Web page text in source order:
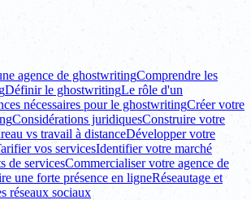
agence de ghostwritingComprendre les
Définir le ghostwritingLe rôle d'un
nécessaires pour le ghostwritingCréer votre
Considérations juridiquesConstruire votre
vs travail à distanceDévelopper votre
vos servicesIdentifier votre marché
de servicesCommercialiser votre agence de
une forte présence en ligneRéseautage et
réseaux sociaux